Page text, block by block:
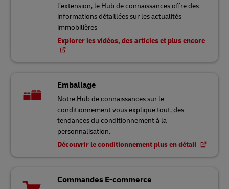
l’extension, le Hub de connaissances offre des
informations détaillées sur les actualités
immobilières
Explorer les vidéos, des articles et plus encore
Emballage
Notre Hub de connaissances sur le
conditionnement vous explique tout, des
tendances du conditionnement à la
personnalisation.
Découvrir le conditionnement plus en détail
Commandes E-commerce